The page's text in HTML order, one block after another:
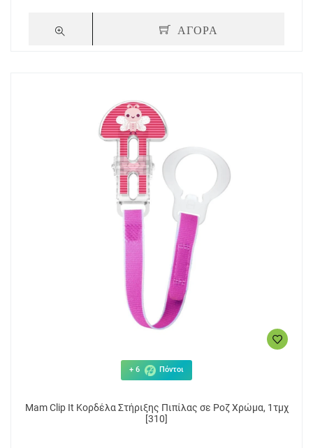
ΑΓΟΡΑ
+ 6 Πόντοι
Mam Clip It Κορδέλα Στήριξης Πιπίλας σε Ροζ Χρώμα, 1τμχ
[310]